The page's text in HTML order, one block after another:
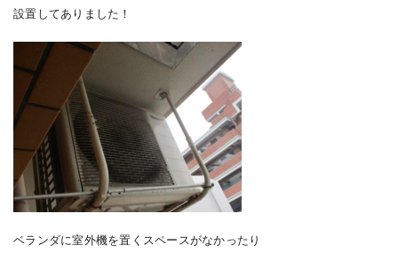
設置してありました！
ベランダに室外機を置くスペースがなかったり